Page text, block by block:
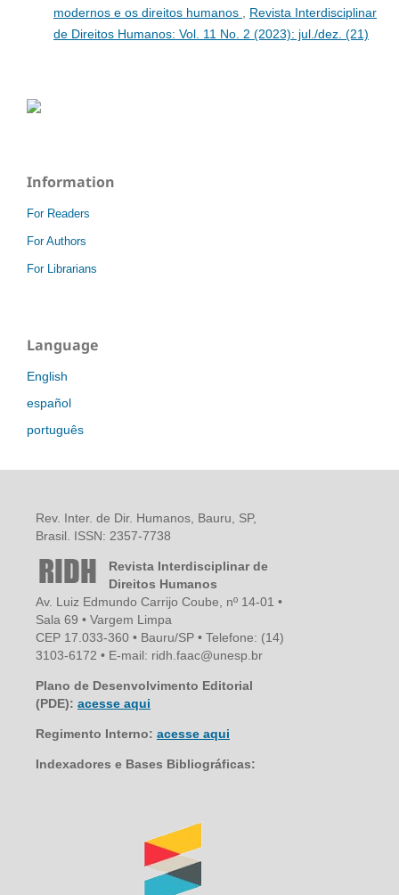
modernos e os direitos humanos , Revista Interdisciplinar
de Direitos Humanos: Vol. 11 No. 2 (2023): jul./dez. (21)
Information
For Readers
For Authors
For Librarians
Language
English
español
português
Rev. Inter. de Dir. Humanos, Bauru, SP,
Brasil. ISSN: 2357-7738
Revista Interdisciplinar de
Direitos Humanos
Av. Luiz Edmundo Carrijo Coube, nº 14-01 •
Sala 69 • Vargem Limpa
CEP 17.033-360 • Bauru/SP • Telefone: (14)
3103-6172 • E-mail: ridh.faac@unesp.br
Plano de Desenvolvimento Editorial
(PDE): acesse aqui
Regimento Interno: acesse aqui
Indexadores e Bases Bibliográficas: